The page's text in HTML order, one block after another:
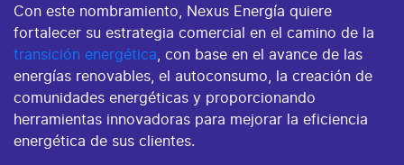
Con este nombramiento, Nexus Energía quiere
fortalecer su estrategia comercial en el camino de la
transición energética, con base en el avance de las
energías renovables, el autoconsumo, la creación de
comunidades energéticas y proporcionando
herramientas innovadoras para mejorar la eficiencia
energética de sus clientes.